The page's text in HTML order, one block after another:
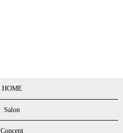
HOME
Salon
Concept